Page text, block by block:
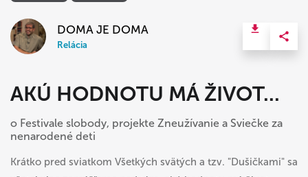
DOMA JE DOMA
Relácia
AKÚ HODNOTU MÁ ŽIVOT...
o Festivale slobody, projekte Zneužívanie a Sviečke za
nenarodené deti
Krátko pred sviatkom Všetkých svätých a tzv. "Dušičkami" sa